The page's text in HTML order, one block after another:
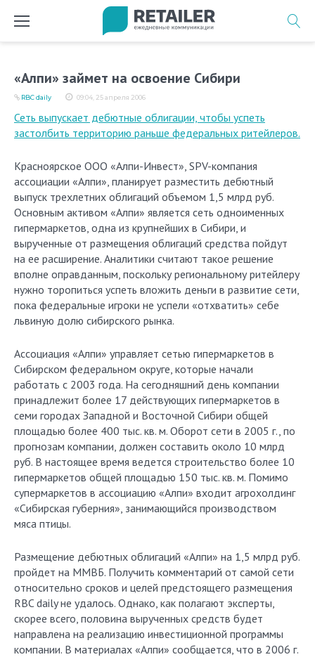
«Алпи» займет на освоение Сибири
09:04, 25 апреля 2006
RBC daily
Сеть выпускает дебютные облигации, чтобы успеть
застолбить территорию раньше федеральных ритейлеров.
Красноярское ООО «Алпи-Инвест», SPV-компания
ассоциации «Алпи», планирует разместить дебютный
выпуск трехлетних облигаций объемом 1,5 млрд руб.
Основным активом «Алпи» является сеть одноименных
гипермаркетов, одна из крупнейших в Сибири, и
вырученные от размещения облигаций средства пойдут
на ее расширение. Аналитики считают такое решение
вполне оправданным, поскольку региональному ритейлеру
нужно торопиться успеть вложить деньги в развитие сети,
пока федеральные игроки не успели «отхватить» себе
львиную долю сибирского рынка.
Ассоциация «Алпи» управляет сетью гипермаркетов в
Сибирском федеральном округе, которые начали
работать с 2003 года. На сегодняшний день компании
принадлежит более 17 действующих гипермаркетов в
семи городах Западной и Восточной Сибири общей
площадью более 400 тыс. кв. м. Оборот сети в 2005 г., по
прогнозам компании, должен составить около 10 млрд
руб. В настоящее время ведется строительство более 10
гипермаркетов общей площадью 150 тыс. кв. м. Помимо
супермаркетов в ассоциацию «Алпи» входит агрохолдинг
«Сибирская губерния», занимающийся производством
мяса птицы.
Размещение дебютных облигаций «Алпи» на 1,5 млрд руб.
пройдет на ММВБ. Получить комментарий от самой сети
относительно сроков и целей предстоящего размещения
RBC daily не удалось. Однако, как полагают эксперты,
скорее всего, половина вырученных средств будет
направлена на реализацию инвестиционной программы
компании. В материалах «Алпи» сообщается, что в 2006 г.